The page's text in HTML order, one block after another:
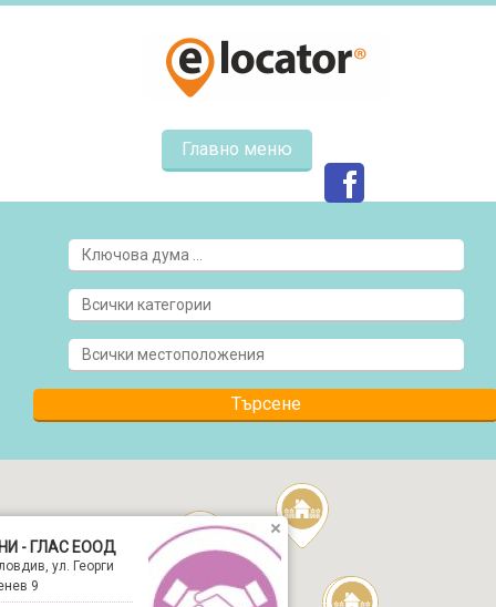
Главно меню
- ГЛАС ЕООД
ул. Георги
9